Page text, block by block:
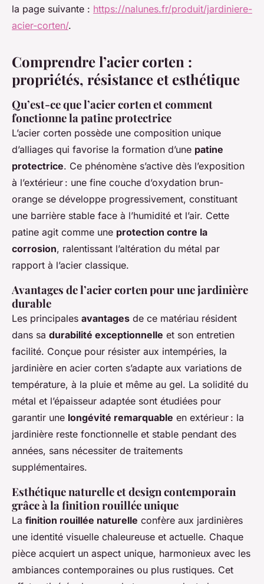
la page suivante : https://nalunes.fr/produit/jardiniere-
acier-corten/.
Comprendre l’acier corten :
propriétés, résistance et esthétique
Qu’est-ce que l’acier corten et comment
fonctionne la patine protectrice
L’acier corten possède une composition unique
d’alliages qui favorise la formation d’une patine
protectrice. Ce phénomène s’active dès l’exposition
à l’extérieur : une fine couche d’oxydation brun-
orange se développe progressivement, constituant
une barrière stable face à l’humidité et l’air. Cette
patine agit comme une protection contre la
corrosion, ralentissant l’altération du métal par
rapport à l’acier classique.
Avantages de l’acier corten pour une jardinière
durable
Les principales avantages de ce matériau résident
dans sa durabilité exceptionnelle et son entretien
facilité. Conçue pour résister aux intempéries, la
jardinière en acier corten s’adapte aux variations de
température, à la pluie et même au gel. La solidité du
métal et l’épaisseur adaptée sont étudiées pour
garantir une longévité remarquable en extérieur : la
jardinière reste fonctionnelle et stable pendant des
années, sans nécessiter de traitements
supplémentaires.
Esthétique naturelle et design contemporain
grâce à la finition rouillée unique
La finition rouillée naturelle confère aux jardinières
une identité visuelle chaleureuse et actuelle. Chaque
pièce acquiert un aspect unique, harmonieux avec les
ambiances contemporaines ou plus rustiques. Cet